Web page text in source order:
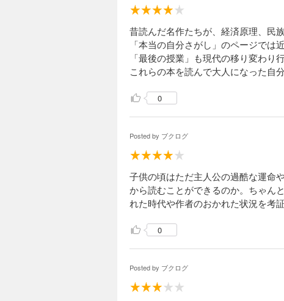
昔読んだ名作たちが、経済原理、民
「本当の自分さがし」のページでは
「最後の授業」も現代の移り変わり
これらの本を読んで大人になった自
0
Posted by ブクログ
子供の頃はただ主人公の過酷な運命
から読むことができるのか。ちゃん
れた時代や作者のおかれた状況を考
0
Posted by ブクログ